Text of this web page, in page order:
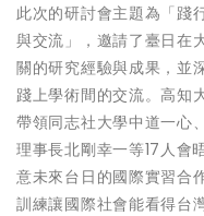
此次的研討會主題為「踐
與交流」，邀請了臺日在
關的研究經驗與成果，並
踐上學術間的交流。高知
帶領同志社大學中道一心
理事長北剛幸一等17人會
意未來台日的國際實習合
訓練讓國際社會能看得台